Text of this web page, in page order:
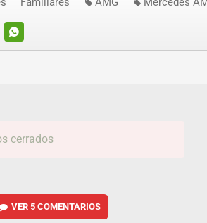
WHATSAPP
cerrados
VER5 COMENTARIOS